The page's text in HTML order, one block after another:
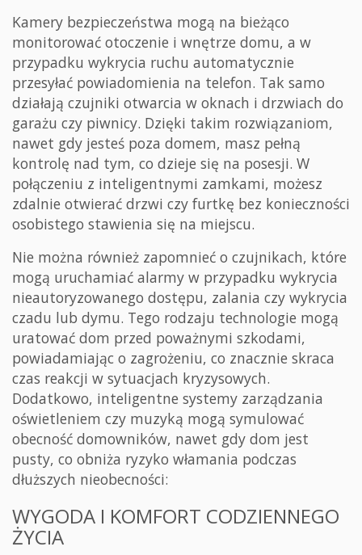
Kamery bezpieczeństwa mogą na bieżąco
monitorować otoczenie i wnętrze domu, a w
przypadku wykrycia ruchu automatycznie
przesyłać powiadomienia na telefon. Tak samo
działają czujniki otwarcia w oknach i drzwiach do
garażu czy piwnicy. Dzięki takim rozwiązaniom,
nawet gdy jesteś poza domem, masz pełną
kontrolę nad tym, co dzieje się na posesji. W
połączeniu z inteligentnymi zamkami, możesz
zdalnie otwierać drzwi czy furtkę bez konieczności
osobistego stawienia się na miejscu.
Nie można również zapomnieć o czujnikach, które
mogą uruchamiać alarmy w przypadku wykrycia
nieautoryzowanego dostępu, zalania czy wykrycia
czadu lub dymu. Tego rodzaju technologie mogą
uratować dom przed poważnymi szkodami,
powiadamiając o zagrożeniu, co znacznie skraca
czas reakcji w sytuacjach kryzysowych.
Dodatkowo, inteligentne systemy zarządzania
oświetleniem czy muzyką mogą symulować
obecność domowników, nawet gdy dom jest
pusty, co obniża ryzyko włamania podczas
dłuższych nieobecności:
WYGODA I KOMFORT CODZIENNEGO
ŻYCIA